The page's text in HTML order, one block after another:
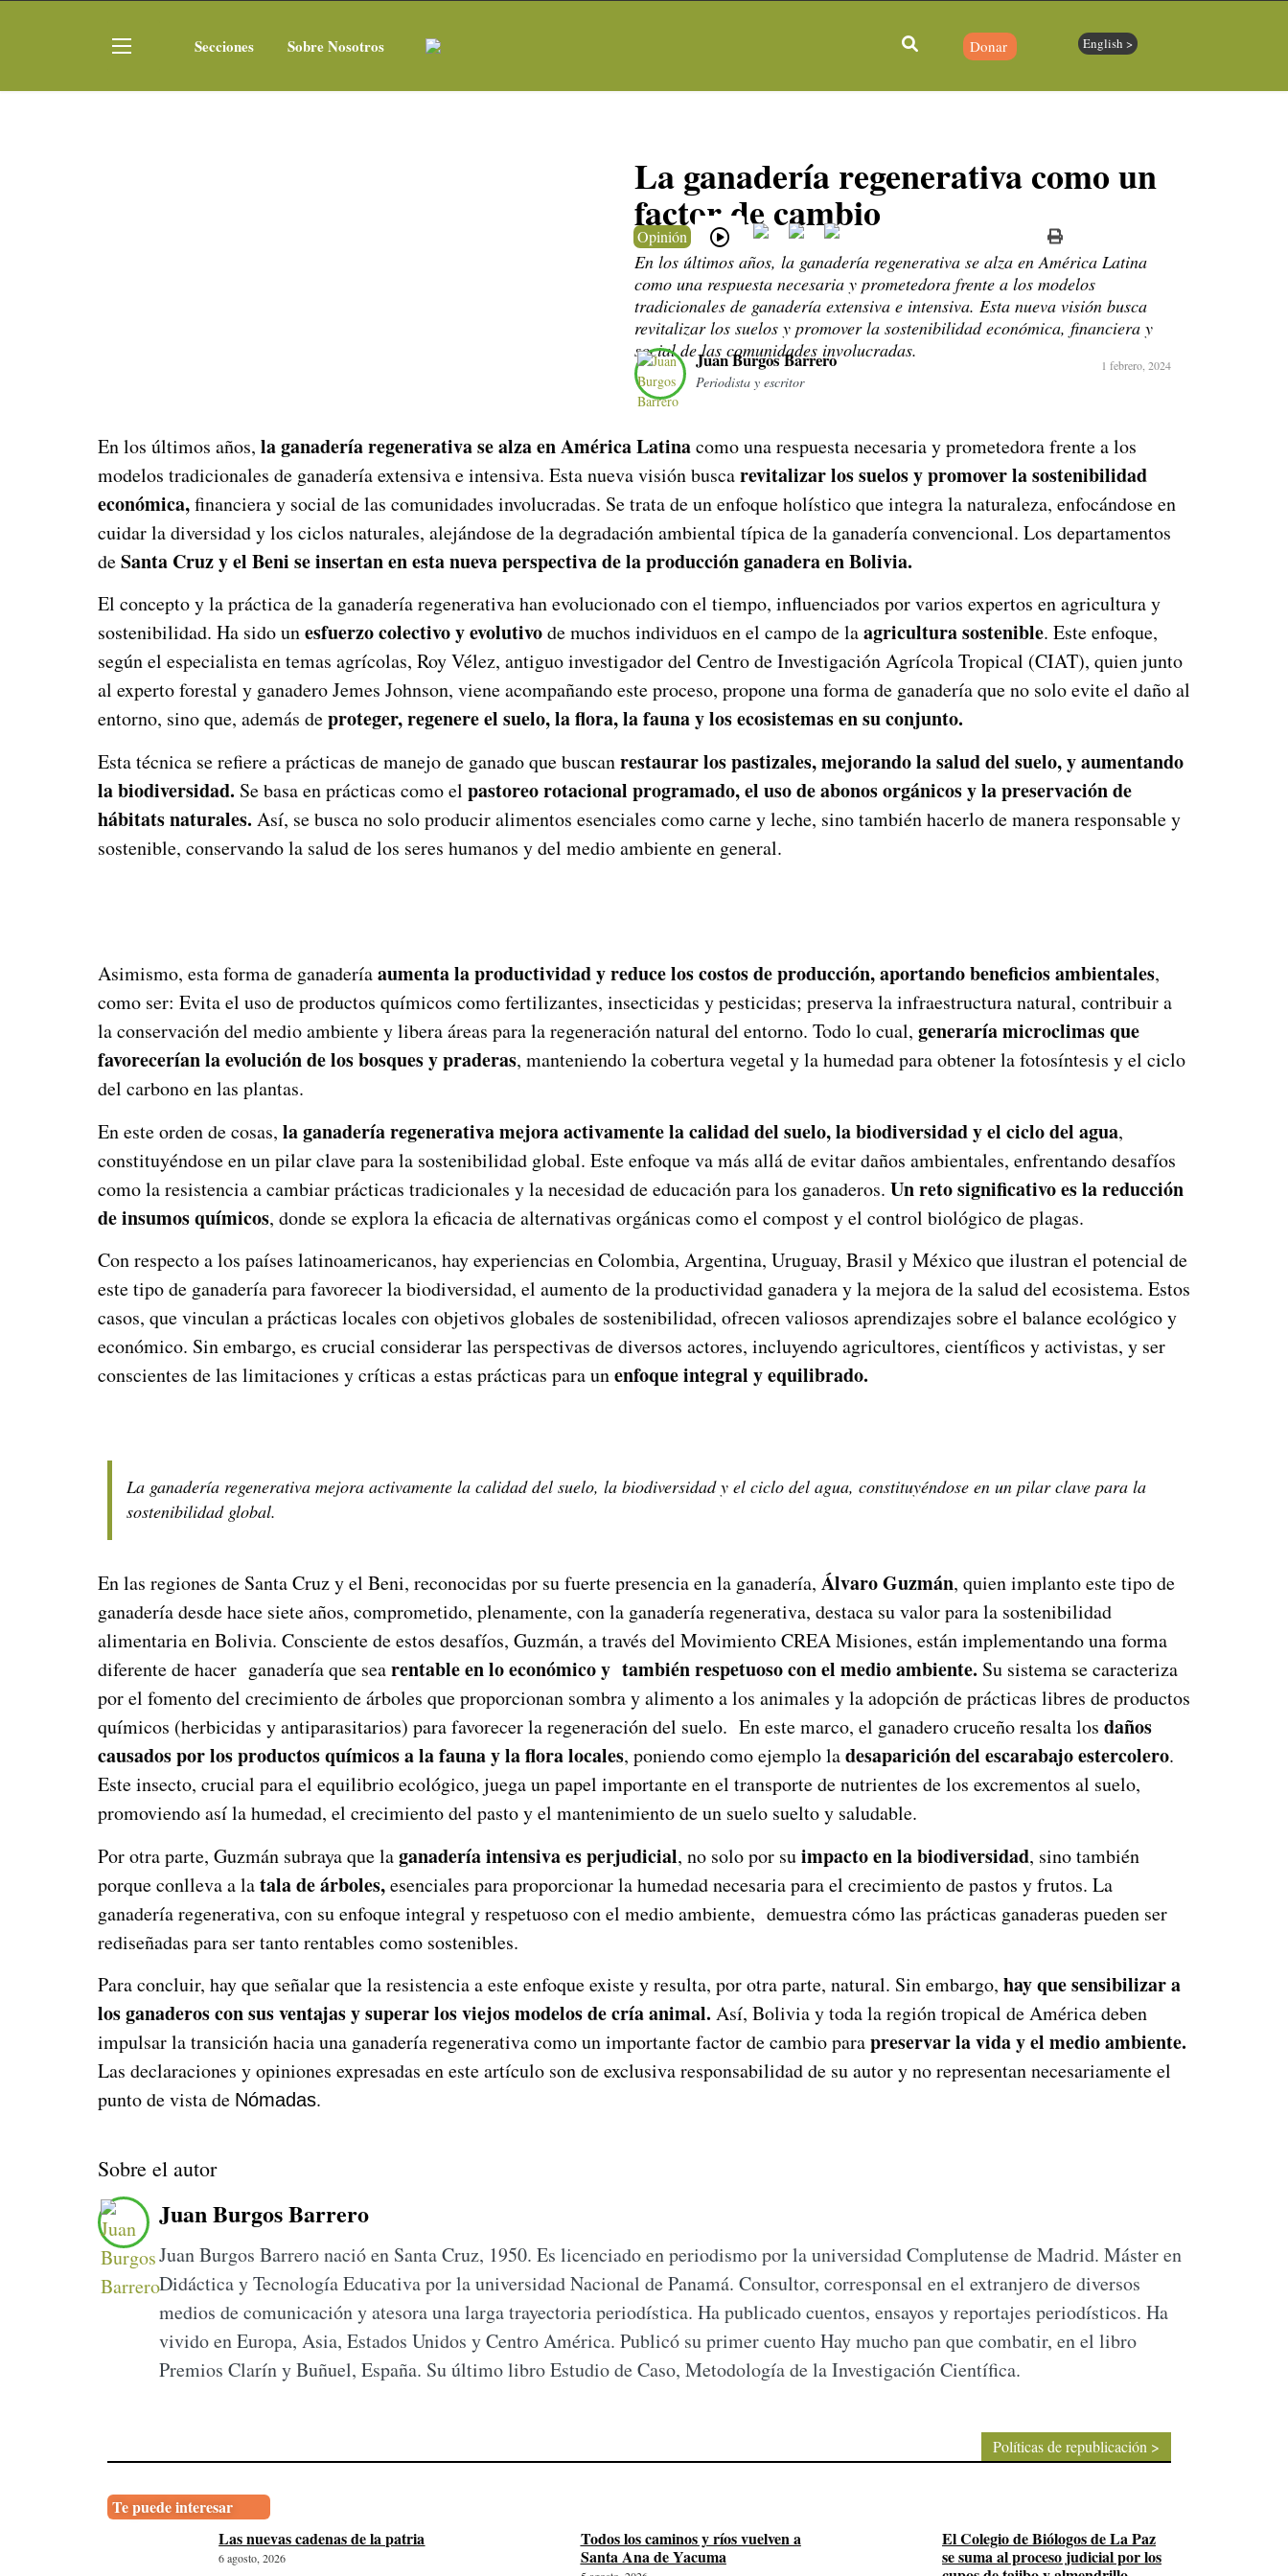
Secciones Sobre Nosotros Donar English >
La ganadería regenerativa como un
factor de cambio
Opinión
En los últimos años, la ganadería regenerativa se alza en América Latina
como una respuesta necesaria y prometedora frente a los modelos
tradicionales de ganadería extensiva e intensiva. Esta nueva visión busca
revitalizar los suelos y promover la sostenibilidad económica, financiera y
social de las comunidades involucradas.
1 febrero, 2024
Juan Burgos Barrero
Periodista y escritor
En los últimos años, la ganadería regenerativa se alza en América Latinacomo una respuesta necesaria y prometedora frente a los
modelos tradicionales de ganadería extensiva e intensiva. Esta nueva visión buscarevitalizar los suelos y promover la sostenibilidad
económica,financiera y social de las comunidades involucradas. Se trata de un enfoque holístico que integra la naturaleza, enfocándose en
cuidar la diversidad y los ciclos naturales, alejándose de la degradación ambiental típica de la ganadería convencional. Los departamentos
deSanta Cruz y el Beni se insertan en esta nueva perspectiva de la producción ganadera en Bolivia.
El concepto y la práctica de la ganadería regenerativa han evolucionado con el tiempo, influenciados por varios expertos en agricultura y
sostenibilidad. Ha sido unesfuerzo colectivo y evolutivode muchos individuos en el campo de laagricultura sostenible. Este enfoque,
según el especialista en temas agrícolas, Roy Vélez, antiguo investigador del Centro de Investigación Agrícola Tropical (CIAT), quien junto
al experto forestal y ganadero Jemes Johnson, viene acompañando este proceso, propone una forma de ganadería que no solo evite el daño al
entorno, sino que, además deproteger,regenere el suelo, la flora, la fauna y los ecosistemas en su conjunto.
Esta técnica se refiere a prácticas de manejo de ganado que buscanrestaurar los pastizales, mejorando la salud del suelo, y aumentando
la biodiversidad. Se basa en prácticas como el pastoreo rotacional programado, el uso de abonos orgánicos y la preservación de
hábitats naturales. Así, se busca no solo producir alimentos esenciales como carne y leche, sino también hacerlo de manera responsable y
sostenible, conservando la salud de los seres humanos y del medio ambiente en general.
Asimismo, esta forma de ganaderíaaumenta la productividady reduce los costos de producción, aportando beneficios ambientales,
como ser: Evita el uso de productos químicos como fertilizantes, insecticidas y pesticidas; preserva la infraestructura natural, contribuir a
la conservación del medio ambiente y libera áreas para la regeneración natural del entorno. Todo lo cual, generaría microclimas que
favorecerían la evolución de los bosques y praderas, manteniendo la cobertura vegetal y la humedad para obtener la fotosíntesis y el ciclo
del carbono en las plantas.
En este orden de cosas, la ganadería regenerativa mejora activamente la calidad del suelo, la biodiversidad y el ciclo del agua,
constituyéndose en un pilar clave para la sostenibilidad global. Este enfoque va más allá de evitar daños ambientales, enfrentando desafíos
como la resistencia a cambiar prácticas tradicionales y la necesidad de educación para los ganaderos. Un reto significativo es la reducción
de insumos químicos, donde se explora la eficacia de alternativas orgánicas como el compost y el control biológico de plagas.
Con respecto a los países latinoamericanos, hay experiencias en Colombia, Argentina, Uruguay, Brasil y México que ilustran el potencial de
este tipo de ganadería para favorecer la biodiversidad, el aumento de la productividad ganadera y la mejora de la salud del ecosistema. Estos
casos, que vinculan a prácticas locales con objetivos globales de sostenibilidad, ofrecen valiosos aprendizajes sobre el balance ecológico y
económico. Sin embargo, es crucial considerar las perspectivas de diversos actores, incluyendo agricultores, científicos y activistas, y ser
conscientes de las limitaciones y críticas a estas prácticas para unenfoque integral y equilibrado.
La ganadería regenerativa mejora activamente la calidad del suelo, la biodiversidad y el ciclo del agua, constituyéndose en un pilar clave para la
sostenibilidad global.
En las regiones de Santa Cruz y el Beni, reconocidas por su fuerte presencia en la ganadería, Álvaro Guzmán, quien implanto este tipo de
ganadería desde hace siete años, comprometido, plenamente, con la ganadería regenerativa, destaca su valor para la sostenibilidad
alimentaria en Bolivia. Consciente de estos desafíos, Guzmán, a través del Movimiento CREA Misiones, están implementando una forma
diferente de hacer ganadería que searentable en lo económico y también respetuoso con el medio ambiente. Su sistema se caracteriza
por el fomento del crecimiento de árboles que proporcionan sombra y alimento a los animales y la adopción de prácticas libres de productos
químicos (herbicidas y antiparasitarios) para favorecer la regeneración del suelo. En este marco, el ganadero cruceño resalta los daños
causados por los productos químicos a la fauna y la flora locales, poniendo como ejemplo ladesaparición del escarabajo estercolero.
Este insecto, crucial para el equilibrio ecológico, juega un papel importante en el transporte de nutrientes de los excrementos al suelo,
promoviendo así la humedad, el crecimiento del pasto y el mantenimiento de un suelo suelto y saludable.
Por otra parte, Guzmán subraya que laganadería intensiva es perjudicial, no solo por suimpacto en la biodiversidad, sino también
porque conlleva a latala de árboles,esenciales para proporcionar la humedad necesaria para el crecimiento de pastos y frutos. La
ganadería regenerativa, con su enfoque integral y respetuoso con el medio ambiente, demuestra cómo las prácticas ganaderas pueden ser
rediseñadas para ser tanto rentables como sostenibles.
Para concluir, hay que señalar que la resistencia a este enfoque existe y resulta, por otra parte, natural. Sin embargo, hay que sensibilizar a
los ganaderos consus ventajas y superar los viejos modelos de cría animal. Así, Bolivia y toda la región tropical de América deben
impulsar la transición hacia una ganadería regenerativa como un importante factor de cambio parapreservar la vida y el medio ambiente.
Las declaraciones y opiniones expresadas en este artículo son de exclusiva responsabilidad de su autor y no representan necesariamente el
punto de vista de Nómadas.
Sobre el autor
Juan Burgos Barrero
Juan Burgos Barrero nació en Santa Cruz, 1950. Es licenciado en periodismo por la universidad Complutense de Madrid. Máster en
Didáctica y Tecnología Educativa por la universidad Nacional de Panamá. Consultor, corresponsal en el extranjero de diversos
medios de comunicación y atesora una larga trayectoria periodística. Ha publicado cuentos, ensayos y reportajes periodísticos. Ha
vivido en Europa, Asia, Estados Unidos y Centro América. Publicó su primer cuento Hay mucho pan que combatir, en el libro
Premios Clarín y Buñuel, España. Su último libro Estudio de Caso, Metodología de la Investigación Científica.
Políticas de republicación >
Te puede interesar
Las nuevas cadenas de la patria
6 agosto, 2026
Todos los caminos y ríos vuelven a
Santa Ana de Yacuma
El Colegio de Biólogos de La Paz
se suma al proceso judicial por los